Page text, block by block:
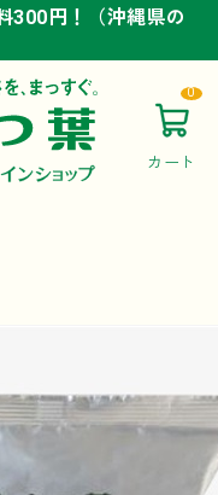
300円！（沖縄県の
300円！（沖縄県の
300円！（沖縄県の
カート
0